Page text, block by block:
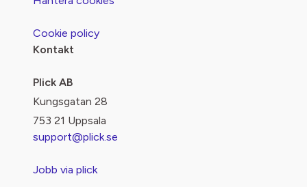
Cookie policy
Kontakt
Plick AB
Kungsgatan 28
753 21 Uppsala
support@plick.se
Jobb via plick